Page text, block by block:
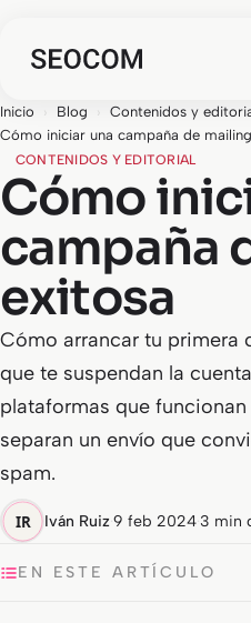
Inicio › Blog › Contenidos y
Cómo iniciar una campaña de
CONTENIDOS Y EDITORIAL
Cómo
campaña
exitosa
Cómo arrancar tu primera
que te suspendan la
plataformas que
separan un envío que
spam.
Iván Ruiz·9 feb 2024·3 min
EN ESTE ARTÍCULO